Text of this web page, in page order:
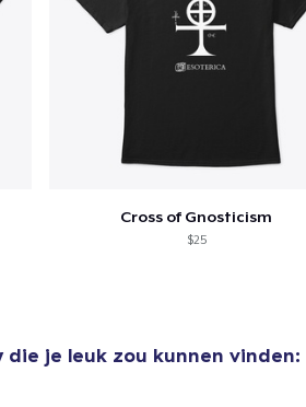
Cross of Gnosticism
$25
die je leuk zou kunnen vinden: